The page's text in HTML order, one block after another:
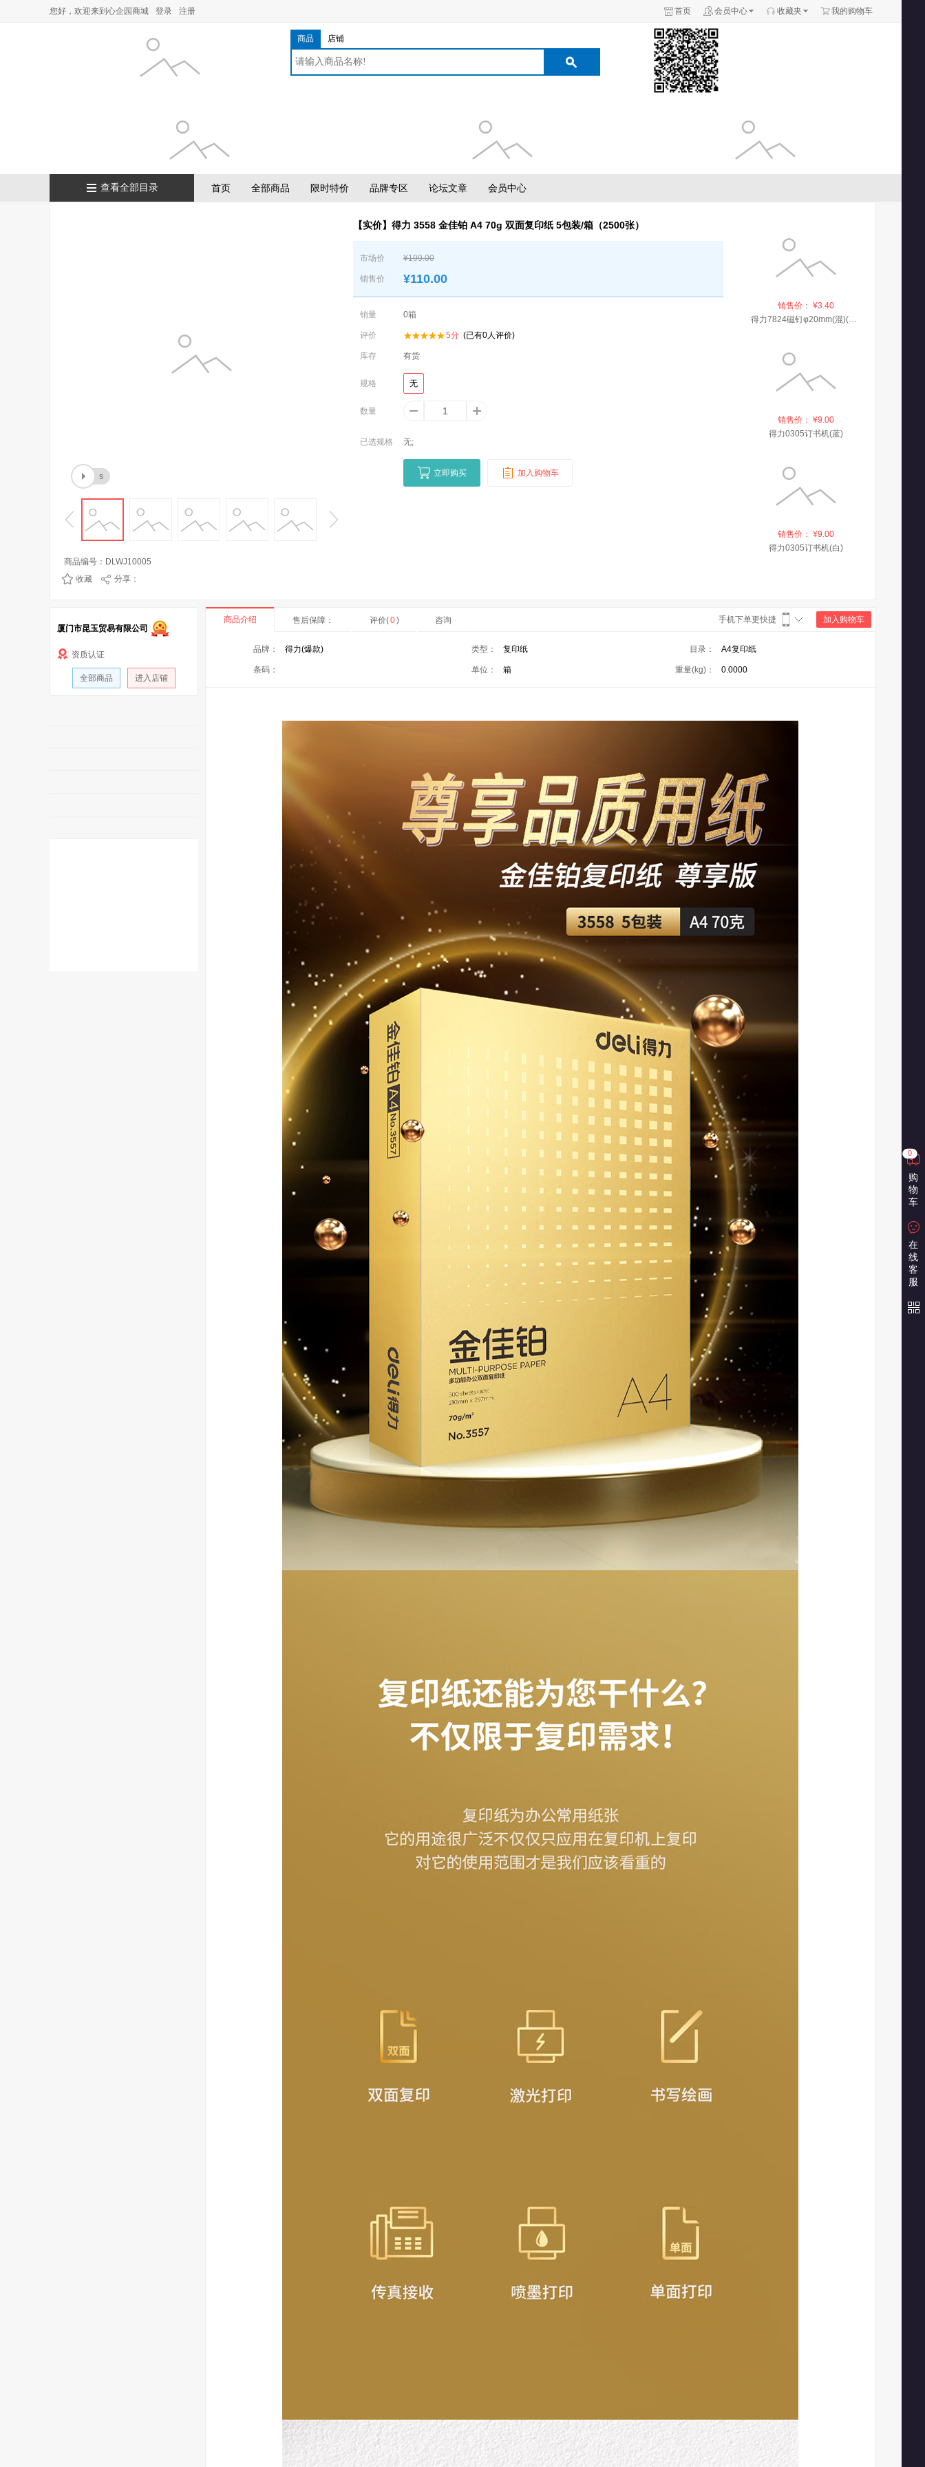
您好，欢迎来到心企园商城 登录 注册 首页 会员中心 收藏夹 我的购物车
商品 店铺
查看全部目录 首页 全部商品 限时特价 品牌专区 论坛文章 会员中心
s
商品编号：DLWJ10005
收藏
分享：
【实价】得力 3558 金佳铂 A4 70g 双面复印纸 5包装/箱（2500张）
市场价 ¥199.00
销售价 ¥110.00
销量 0箱
评价 5分 (已有0人评价)
库存 有货
规格 无
数量
已选规格 无;
立即购买 加入购物车
销售价： ¥3.40
得力7824磁钉φ20mm(混)(12个/卡)
销售价： ¥9.00
得力0305订书机(蓝)
销售价： ¥9.00
得力0305订书机(白)
厦门市昆玉贸易有限公司
资质认证
全部商品 进入店铺
本网站版权归广东文聚惠科技有限公司所有 | 粤ICP备19068520号 |
有任何购物问题请联系我们在线客服 | 电话：020-28137638 | 工作时间：周一至周六 8:30-18:30
Copyright © 2015-2025
文聚恵商城版权所有All Rights Reserved
本网站版权归广东文聚惠科技有限公司所有 | 粤ICP备19068520号 |
有任何购物问题请联系我们在线客服 | 电话：020-28137638 | 工作时间：周一至周六 8:30-18:30
Copyright © 2015-2025 文聚恵商城版权所有
All Rights Reserved
本网站版权归广东文聚惠科技有限公司所有 | 粤ICP备19068520号 |
有任何购物问题请联系我们在线客服 | 电话：020-28137638 | 工作时间：周一至周六 8:30-18:30
Copyright © 2015-2025文聚恵商城版权所有All Rights Reserved
商品介绍 售后保障： 评价(0) 咨询 加入购物车
手机下单更快捷
品牌： 得力(爆款) 类型： 复印纸 目录： A4复印纸
条码： 单位： 箱 重量(kg)： 0.0000
0
购
物
车
在
线
客
服